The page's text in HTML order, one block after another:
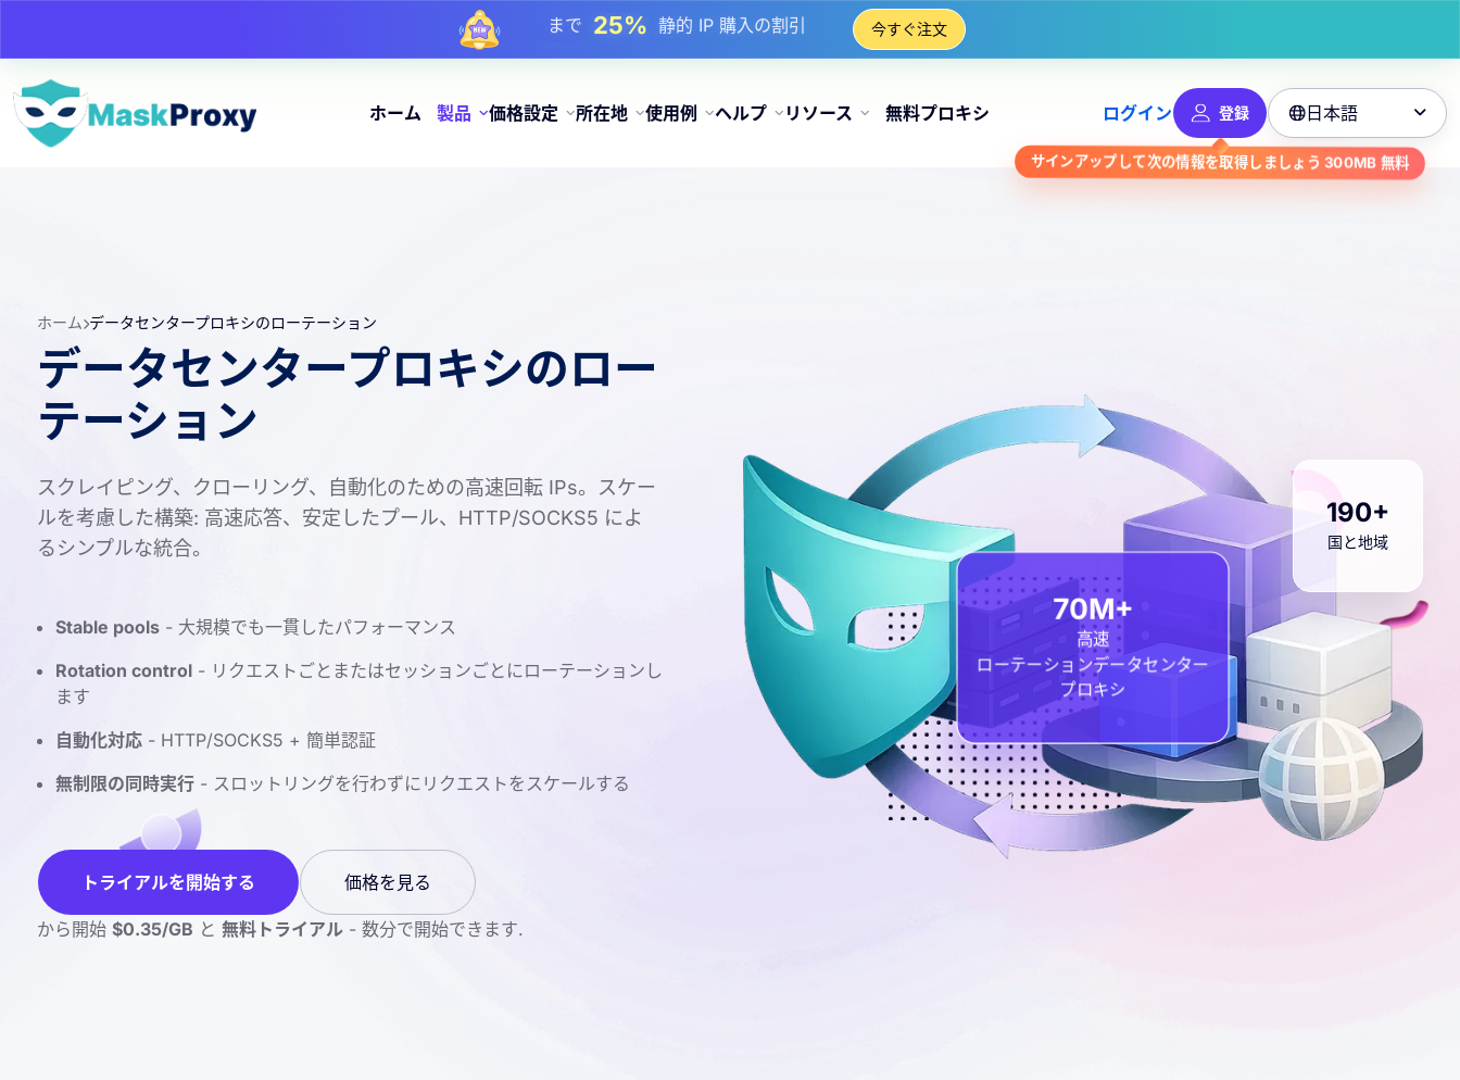
まで17%チャージ時のボーナス割引
まで25%静的 IP 購入の割引
まで 81% IP のローテーション購入の割引
今すぐ注文
ホーム 製品 価格設定 所在地 使用例 ヘルプ リソース 無料プロキシ ログイン 登録
サインアップして次の情報を取得しましょう 300MB 無料
日本語 
ホーム データセンタープロキシのローテーション
データセンタープロキシのロー
テーション
スクレイピング、クローリング、自動化のための高速回転 IPs。スケー
ルを考慮した構築: 高速応答、安定したプール、HTTP/SOCKS5 によ
るシンプルな統合。
Stable pools - 大規模でも一貫したパフォーマンス
Rotation control - リクエストごとまたはセッションごとにローテーションし
ます
自動化対応 - HTTP/SOCKS5 + 簡単認証
無制限の同時実行 - スロットリングを行わずにリクエストをスケールする
トライアルを開始する 価格を見る
から開始 $0.35/GB と 無料トライアル - 数分で開始できます.
70M+
高速
ローテーションデータセンター
プロキシ
190+
国と地域